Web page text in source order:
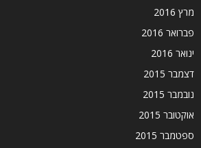
מרץ 2016
פברואר 2016
ינואר 2016
דצמבר 2015
נובמבר 2015
אוקטובר 2015
ספטמבר 2015